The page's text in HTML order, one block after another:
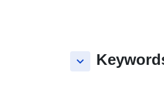
keyboard_arrow_down